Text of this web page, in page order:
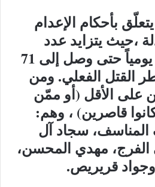
بأحكام الإعدام
،حيث يتزايد عدد
المهددين بالإعدام يومياً حتى وصل إلى 71
القتل الفعلي. ومن
على الأقل (أو ممّن
قاصرين) ، وهم:
المناسف، سجاد آل
مهدي المحسن،
وجواد قريريص.